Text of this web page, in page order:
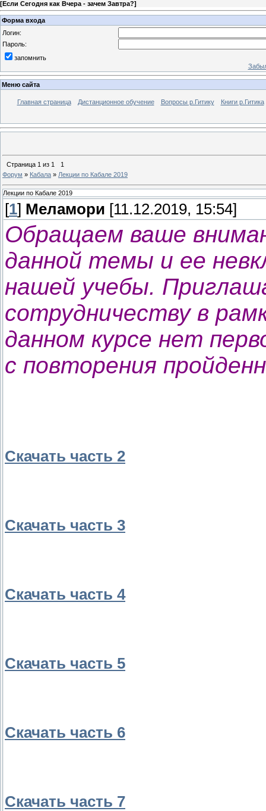
[Если Сегодня как Вчера - зачем Завтра?]
Форма входа
Логин:
Пароль:
запомнить
Меню сайта
Главная страница Дистанционное обучение Вопросы р.Гитику Книги р.Гитика
Страница 1 из 1
1
Форум » Кабала » Лекции по Кабале 2019
Лекции по Кабале 2019
[1] Меламори [11.12.2019, 15:54]
Обращаем ваше
данной темы и ее
нашей учебы.
сотрудничеству в
данном курсе нет
с повторения
Скачать часть 2
Скачать часть 3
Скачать часть 4
Скачать часть 5
Скачать часть 6
Скачать часть 7